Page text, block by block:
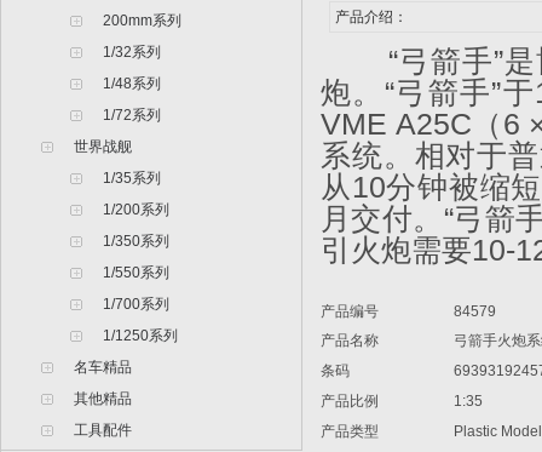
200mm系列
1/32系列
1/48系列
1/72系列
世界战舰
1/35系列
1/200系列
1/350系列
1/550系列
1/700系列
1/1250系列
名车精品
其他精品
工具配件
产品介绍：
“弓箭手”是
炮。“弓箭手”于
VME A25C （ 6
系统。相对于
从 10分钟被缩
月交付。“弓箭
引火炮需要10-
产品编号
84579
产品名称
弓箭手火炮
条码
产品比例
1:35
产品类型
Plastic Model